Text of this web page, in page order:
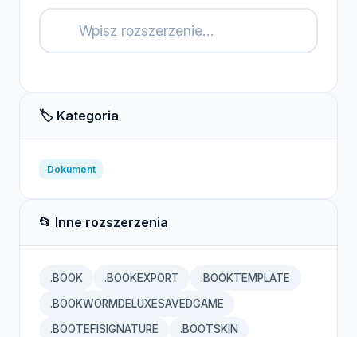
🏷️ Kategoria
Dokument
📂 Inne rozszerzenia
.BOOK .BOOKEXPORT .BOOKTEMPLATE
.BOOKWORMDELUXESAVEDGAME
.BOOTEFISIGNATURE .BOOTSKIN